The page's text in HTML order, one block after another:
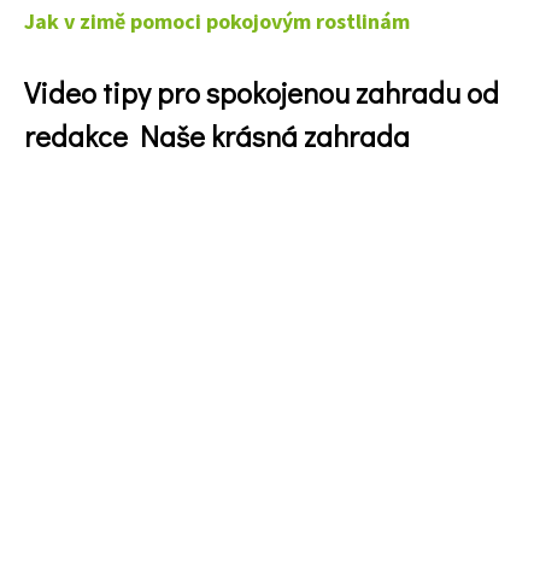
Jak v zimě pomoci pokojovým rostlinám
Video tipy pro spokojenou zahradu od
redakce Naše krásná zahrada